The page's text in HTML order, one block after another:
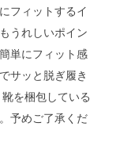
フィットするイ
うれしいポイン
単にフィット感
サッと脱ぎ履き
を梱包している
予めご了承くだ